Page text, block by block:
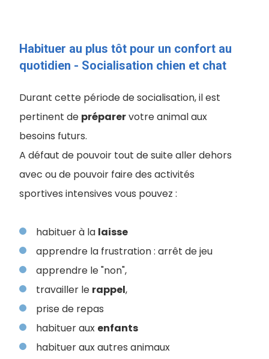
Habituer au plus tôt pour un confort au
quotidien - Socialisation chien et chat
Durant cette période de socialisation, il est
pertinent de préparervotre animal aux
besoins futurs.
A défaut de pouvoir tout de suite aller dehors
avec ou de pouvoir faire des activités
sportives intensives vous pouvez :
habituer à la laisse
apprendre la frustration : arrêt de jeu
apprendre le "non",
travailler le rappel,
prise de repas
habituer aux enfants
habituer aux autres animaux